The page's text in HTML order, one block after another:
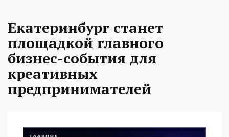
Екатеринбург станет
площадкой главного
бизнес-события для
креативных
предпринимателей